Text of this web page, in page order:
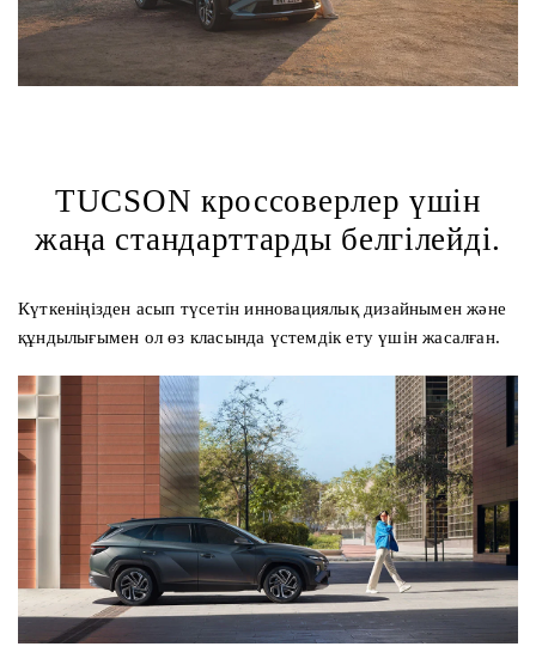
TUCSON кроссоверлер үшін
жаңа стандарттарды белгілейді.
Күткеніңізден асып түсетін инновациялық дизайнымен және
құндылығымен ол өз класында үстемдік ету үшін жасалған.